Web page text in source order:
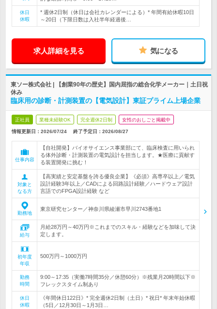
休日
休暇
* 週休2日制（休日は会社カレンダーによる）* 年間有給休暇10日
～20日（下限日数は入社半年経過後…
求人詳細を見る 気になる
東ソー株式会社 | 【創業90年の歴史】国内屈指の総合化学メーカー｜土日祝
休み
臨床用の診断・計測装置の【電気設計】東証プライム上場企業
正社員 業種未経験OK 完全週休2日制 女性のおしごと掲載中
情報更新日：2026/07/24 終了予定日： 2026/08/27
仕事内容
【自社開発】バイオサイエンス事業部にて、臨床検査に用いられ
る体外診断・計測装置の電気設計を担当します。★医療に貢献す
る装置開発に挑む！
対象と
なる方
【高実績と安定基盤を誇る優良企業】《必須》高専卒以上／電気
設計経験3年以上／CADによる回路設計経験／ハードウェア設計
言語でのFPGA設計経験 など
勤務地
東京研究センター／神奈川県綾瀬市早川2743番地1
給与
月給28万円～40万円※これまでのスキル・経験などを加味して決
定します。
初年度
年収
500万円～1000万円
勤務
時間
9:00～17:35（実働7時間35分／休憩60分）※残業月20時間以下※
フレックスタイム制あり
休日
休暇
《年間休日122日》* 完全週休2日制（土日）* 祝日* 年末年始休暇
（5日／12月30日～1月3日…